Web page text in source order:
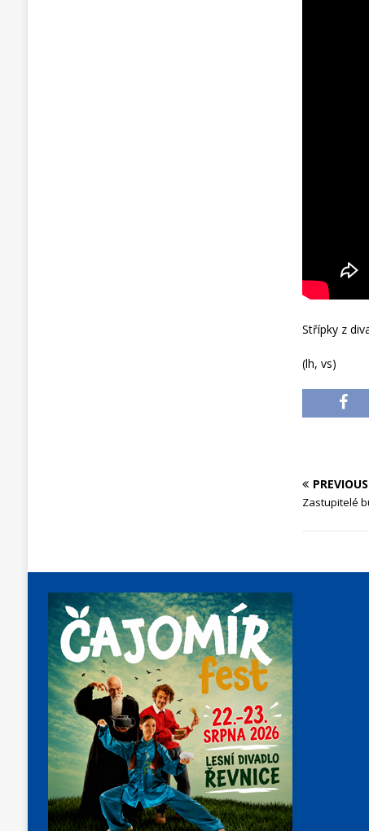
Střípky z
(lh, vs)
PREVIOUS
Zastupitelé